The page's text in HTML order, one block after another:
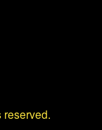
reserved.